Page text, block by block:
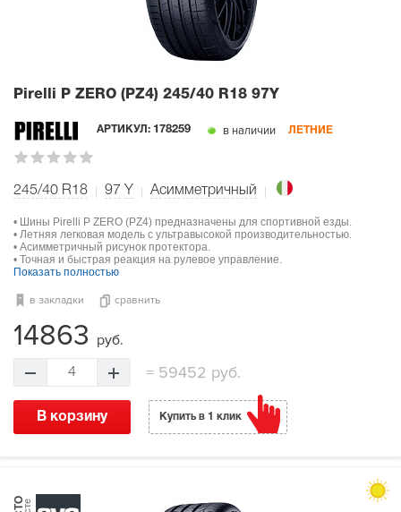
Pirelli P ZERO (PZ4) 245/40 R18 97Y
АРТИКУЛ: 178259 в наличии ЛЕТНИЕ
245/40 R18 97 Y Асимметричный
• Шины Pirelli P ZERO (PZ4) предназначены для спортивной езды.
• Летняя легковая модель с ультравысокой производительностью.
• Асимметричный рисунок протектора.
• Точная и быстрая реакция на рулевое управление.
Показать полностью
в закладки сравнить
14863 руб.
4 =59452 руб.
В корзину Купить в 1 клик